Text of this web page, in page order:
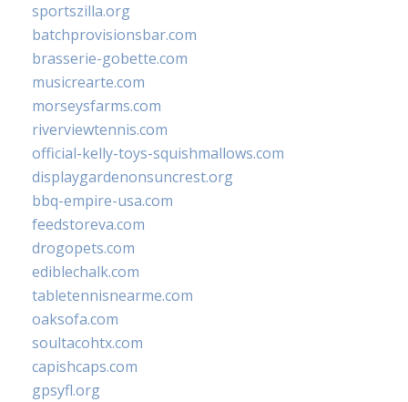
sportszilla.org
batchprovisionsbar.com
brasserie-gobette.com
musicrearte.com
morseysfarms.com
riverviewtennis.com
official-kelly-toys-squishmallows.com
displaygardenonsuncrest.org
bbq-empire-usa.com
feedstoreva.com
drogopets.com
ediblechalk.com
tabletennisnearme.com
oaksofa.com
soultacohtx.com
capishcaps.com
gpsyfl.org